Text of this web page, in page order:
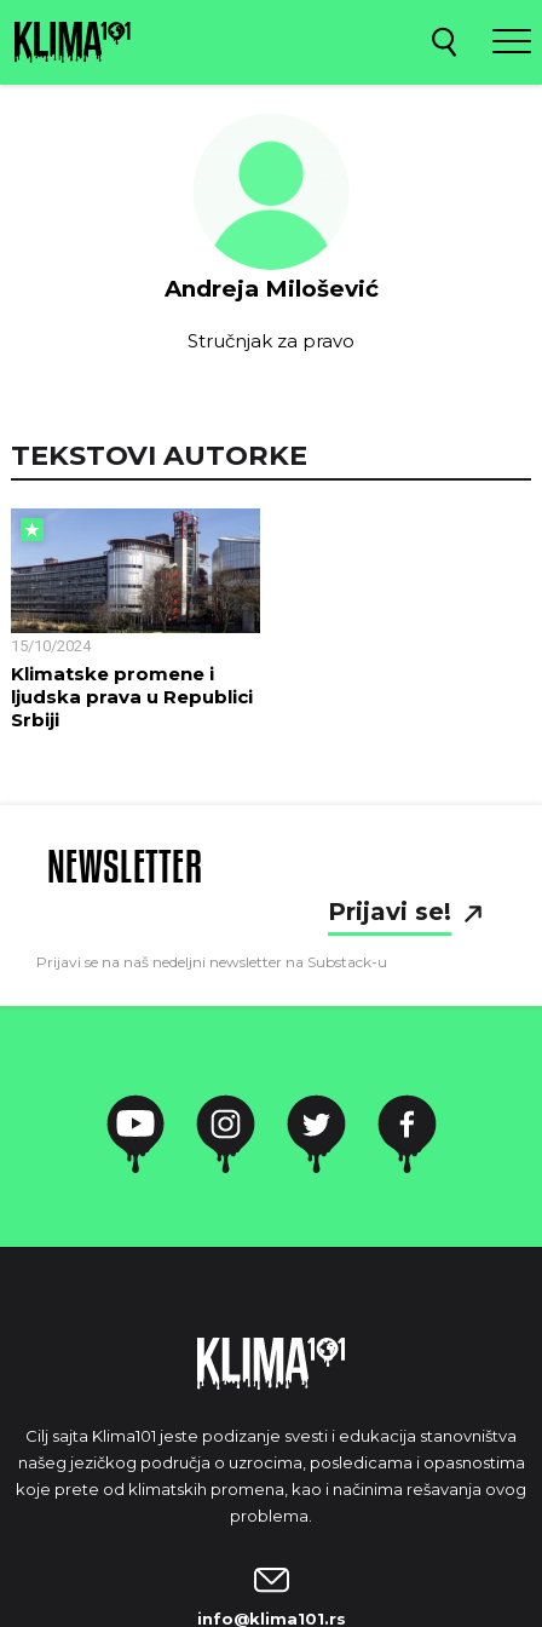
Andreja Milošević
Stručnjak za pravo
TEKSTOVI AUTORKE
15/10/2024
Klimatske promene i
ljudska prava u Republici
Srbiji
NEWSLETTER
Prijavi se!
Prijavi se na naš nedeljni newsletter na Substack-u
Cilj sajta Klima101 jeste podizanje svesti i edukacija stanovništva
našeg jezičkog područja o uzrocima, posledicama i opasnostima
koje prete od klimatskih promena, kao i načinima rešavanja ovog
problema.
info@klima101.rs